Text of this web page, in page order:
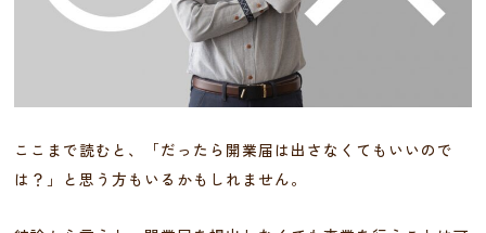
ここまで読むと、「だったら開業届は出さなくてもいいので
は？」と思う方もいるかもしれません。